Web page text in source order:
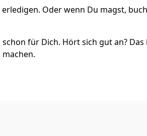
Oder wenn Du magst,
für Dich. Hört sich gut an? Das